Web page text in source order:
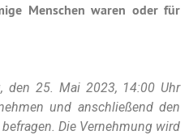
Menschen waren oder für
den 25. Mai 2023, 14:00 Uhr
und anschließend den
Die Vernehmung wird